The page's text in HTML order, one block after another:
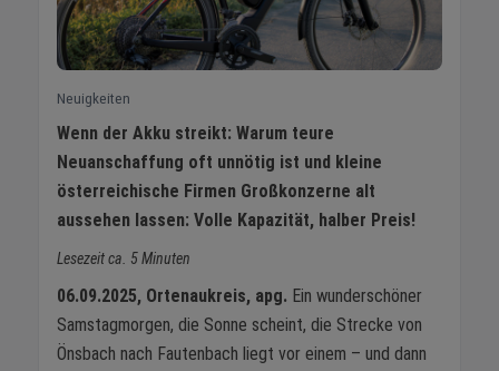
Neuigkeiten
Wenn der Akku streikt: Warum teure
Neuanschaffung oft unnötig ist und kleine
österreichische Firmen Großkonzerne alt
aussehen lassen: Volle Kapazität, halber Preis!
Lesezeit ca. 5 Minuten
06.09.2025, Ortenaukreis, apg. Ein wunderschöner
Samstagmorgen, die Sonne scheint, die Strecke von
Önsbach nach Fautenbach liegt vor einem – und dann